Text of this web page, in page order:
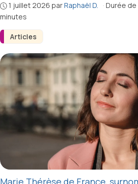
Articles
1 juillet 2026 parRaphaël D. · Durée
minutes
Marie Thérèse de France,